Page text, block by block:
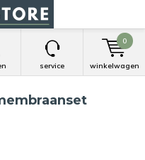
service winkelwagen
0